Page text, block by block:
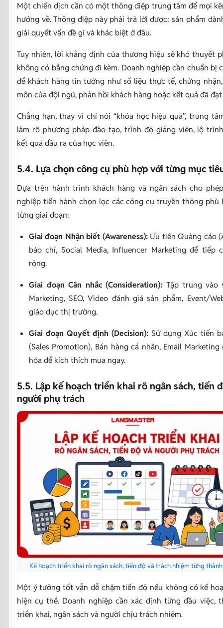
Một chiến dịch cần có một thông điệp trung tâm để mọi
hướng về. Thông điệp này phải trả lời được: sản phẩm
giải quyết vấn đề gì và khác biệt ở đâu.
Tuy nhiên, lời khẳng định của thương hiệu sẽ khó thuyết
không có bằng chứng đi kèm. Doanh nghiệp cần chuẩn bị
để khách hàng tin tưởng như số liệu thực tế, chứng
môn của đội ngũ, phản hồi khách hàng hoặc kết quả đã
Chẳng hạn, thay vì chỉ nói “khóa học hiệu quả”, trung
làm rõ phương pháp đào tạo, trình độ giảng viên, lộ
kết quả đầu ra của học viên.
5.4. Lựa chọn công cụ phù hợp với từng mục
Dựa trên hành trình khách hàng và ngân sách cho
nghiệp tiến hành chọn lọc các công cụ truyền thông phù
từng giai đoạn:
Giai đoạn Nhận biết (Awareness):Ưu tiên Quảng cáo
báo chí, Social Media, Influencer Marketing để tiếp
rộng.
Giai đoạn Cân nhắc (Consideration): Tập trung vào
Marketing, SEO, Video đánh giá sản phẩm, Event/
giáo dục thị trường.
Giai đoạn Quyết định (Decision):Sử dụng Xúc tiến
(Sales Promotion), Bán hàng cá nhân, Email Marketing
hóa để kích thích mua ngay.
5.5. Lập kế hoạch triển khai rõ ngân sách, tiến
người phụ trách
Kế hoạch triển khai rõ ngân sách, tiến độ và trách nhiệm từng
Một ý tưởng tốt vẫn dễ chậm tiến độ nếu không có kế
hiện cụ thể. Doanh nghiệp cần xác định từng đầu việc,
triển khai, ngân sách và người chịu trách nhiệm.